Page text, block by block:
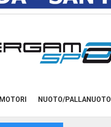
MOTORI NUOTO/PALLANUOTO